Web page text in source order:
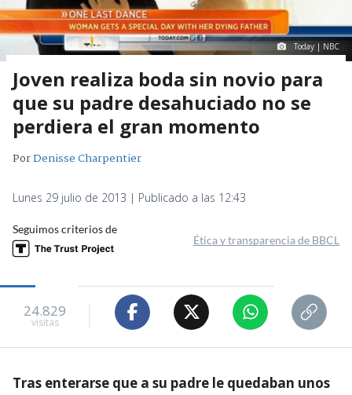
Today | NBC
Joven realiza boda sin novio para
que su padre desahuciado no se
perdiera el gran momento
PorDenisse Charpentier
Lunes 29 julio de 2013 | Publicado a las 12:43
Seguimos criterios de
Ética y transparencia de BBCL
24.829
visitas
Tras enterarse que a su padre le quedaban unos